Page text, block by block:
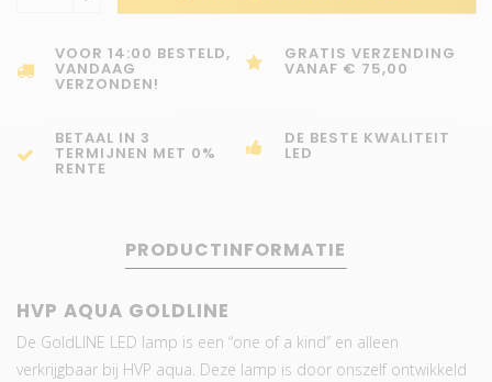
VOOR 14:00 BESTELD,
VANDAAG
VERZONDEN!
GRATIS VERZENDING
VANAF € 75,00
BETAAL IN 3
TERMIJNEN MET 0%
RENTE
DE BESTE KWALITEIT
LED
PRODUCTINFORMATIE
HVP AQUA GOLDLINE
De GoldLINE LED lamp is een “one of a kind” en alleen
verkrijgbaar bij HVP aqua. Deze lamp is door onszelf ontwikkeld